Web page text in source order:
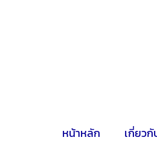
หน้าหลัก เกี่ยว